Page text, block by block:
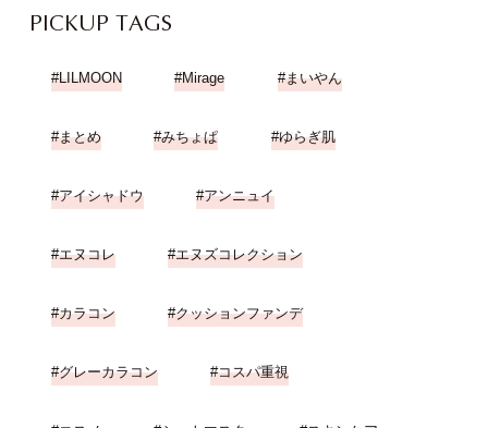
PICKUP TAGS
LILMOON Mirage まいやん
まとめ みちょぱ ゆらぎ肌
アイシャドウ アンニュイ
エヌコレ エヌズコレクション
カラコン クッションファンデ
グレーカラコン コスパ重視